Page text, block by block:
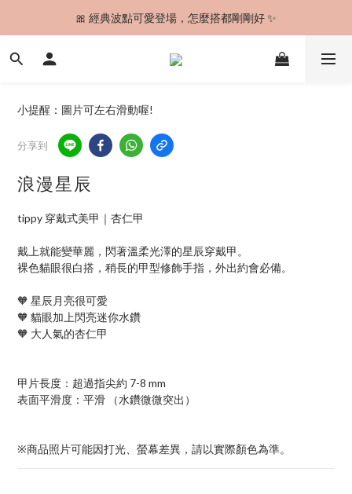
🚚 今日下單，最快明天到貨！✨
🎀 經典波點可愛登場，怎麼搭都剛剛好 ✨
🚚 今日下單，最快明天到貨！✨
小提醒：圖片可左右滑動喔!
分享到
浪漫星辰
tippy 穿戴式美甲｜杏仁甲
戴上就能變華麗，閃著溫柔光澤的星辰穿戴甲。
裸色貓眼很白搭，稍長的甲型修飾手指，外出約會必備。
🧡 星辰月亮很可愛
🧡 貓眼加上閃亮迷你水鑽
🧡 大人氣的杏仁甲
甲片長度：超過指尖約 7-8 mm
表面平滑度：平滑 （水鑽微微突出）
※商品照片可能因打光、螢幕差異，請以實際顏色為準。